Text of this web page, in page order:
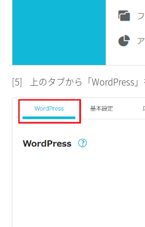
[5] 上のタブから「WordPress